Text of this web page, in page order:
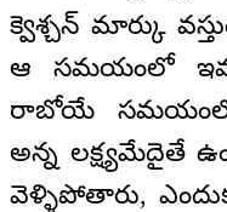
క్వెశ్చన్‌ మార్కు
ఆ సమయంలో
రాబోయే
అన్న లక్ష్యమేదైతే
వెళ్ళిపోతారు,